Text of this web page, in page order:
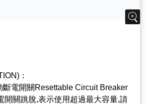
一下，即可正常使用;可在不使用電
斷本插座電源, 同時斷電器內置紅燈可
座, 2 Plus 3 Port Multifunctional
共用;
：
斷電開關Resettable Circuit Breaker
開關跳脫,表示使用超過最大容量,請